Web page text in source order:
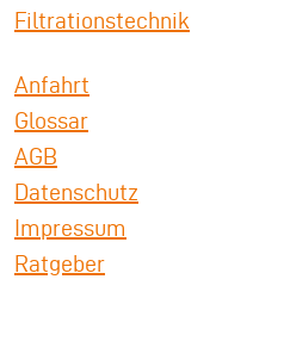
Filtrationstechnik
Anfahrt
Glossar
AGB
Datenschutz
Impressum
Ratgeber